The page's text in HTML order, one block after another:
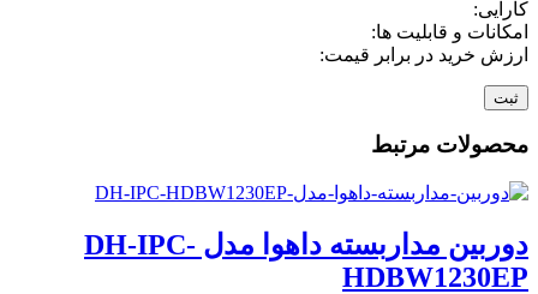
کارایی:
امکانات و قابلیت ها:
ارزش خرید در برابر قیمت:
محصولات مرتبط
دوربین مداربسته داهوا مدل DH-IPC-
HDBW1230EP